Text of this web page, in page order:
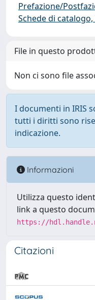
Prefazione/
Schede di
File in questo
Non ci sono file
I documenti in IRIS
tutti i diritti sono
indicazione.
Informazioni
Utilizza questo
link a questo
https://
Citazioni